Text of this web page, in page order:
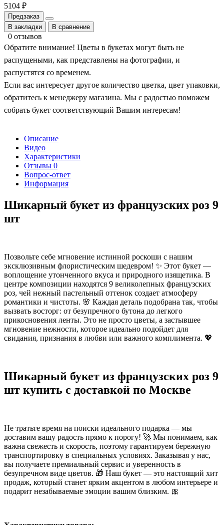
5104 ₽
Предзаказ
В закладки
В сравнение
0 отзывов
Обратите внимание! Цветы в букетах могут быть не
распущеными, как представлены на фотографии, и
распустятся со временем.
Если вас интересует другое количество цветка, цвет упаковки,
обратитесь к менеджеру магазина. Мы с радостью поможем
собрать букет соответствующий Вашим интересам!
Описание
Видео
Характеристики
Отзывы 0
Вопрос-ответ
Информация
Шикарный букет из французских роз 9
шт
Позвольте себе мгновение истинной роскоши с нашим
эксклюзивным флористическим шедевром! ✨ Этот букет —
воплощение утонченного вкуса и природного изящетика. В
центре композиции находятся 9 великолепных французских
роз, чей нежный пастельный оттенок создает атмосферу
романтики и чистоты. 🌸 Каждая деталь подобрана так, чтобы
вызвать восторг: от безупречного бутона до легкого
прикосновения ленты. Это не просто цветы, а застывшее
мгновение нежности, которое идеально подойдет для
свидания, признания в любви или важного комплимента. 💖
Шикарный букет из французских роз 9
шт купить с доставкой по Москве
Не тратьте время на поиски идеального подарка — мы
доставим вашу радость прямо к порогу! 🚀 Мы понимаем, как
важна свежесть и скорость, поэтому гарантируем бережную
транспортировку в специальных условиях. Заказывая у нас,
вы получаете премиальный сервис и уверенность в
безупречном виде цветов. 🎁 Наш букет — это настоящий хит
продаж, который станет ярким акцентом в любом интерьере и
подарит незабываемые эмоции вашим близким. 🎀